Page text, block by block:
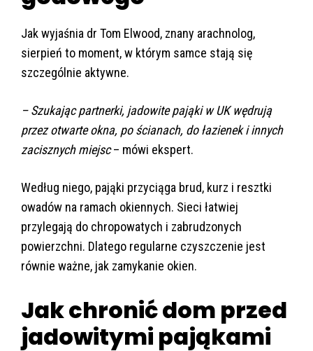
Jak wyjaśnia dr Tom Elwood, znany arachnolog,
sierpień to moment, w którym samce stają się
szczególnie aktywne.
– Szukając partnerki, jadowite pająki w UK wędrują
przez otwarte okna, po ścianach, do łazienek i innych
zacisznych miejsc– mówi ekspert.
Według niego, pająki przyciąga brud, kurz i resztki
owadów na ramach okiennych. Sieci łatwiej
przylegają do chropowatych i zabrudzonych
powierzchni. Dlatego regularne czyszczenie jest
równie ważne, jak zamykanie okien.
Jak chronić dom przed
jadowitymi pająkami